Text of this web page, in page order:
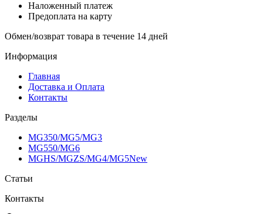
Наложенный платеж
Предоплата на карту
Обмен/возврат товара в течение 14 дней
Информация
Главная
Доставка и Оплата
Контакты
Разделы
MG350/MG5/MG3
MG550/MG6
MGHS/MGZS/MG4/MG5New
Статьи
Контакты